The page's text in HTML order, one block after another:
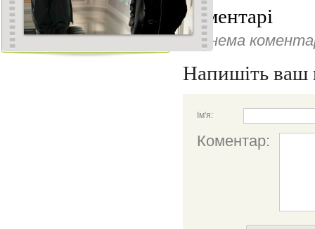
Коментарі
Ще нема
Напишіть ваш
Ім'я:
Коментар: